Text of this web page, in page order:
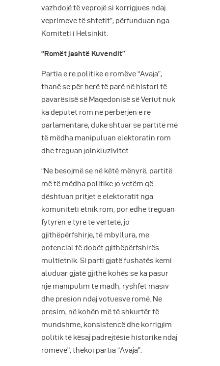
vazhdojë të veprojë si korrigjues ndaj
veprimeve të shtetit”, përfunduan nga
Komiteti i Helsinkit.
“Romët jashtë Kuvendit”
Partia e re politike e romëve “Avaja”,
thanë se për herë të parë në histori të
pavarësisë së Maqedonisë së Veriut nuk
ka deputet rom në përbërjen e re
parlamentare, duke shtuar se partitë më
të mëdha manipuluan elektoratin rom
dhe treguan joinkluzivitet.
“Ne besojmë se në këtë mënyrë, partitë
më të mëdha politike jo vetëm që
dështuan pritjet e elektoratit nga
komuniteti etnik rom, por edhe treguan
fytyrën e tyre të vërtetë, jo
gjithëpërfshirje, të mbyllura, me
potencial të dobët gjithëpërfshirës
multietnik. Si parti gjatë fushatës kemi
aluduar gjatë gjithë kohës se ka pasur
një manipulim të madh, ryshfet masiv
dhe presion ndaj votuesve romë. Ne
presim, në kohën më të shkurtër të
mundshme, konsistencë dhe korrigjim
politik të kësaj padrejtësie historike ndaj
romëve”, thekoi partia “Avaja”.